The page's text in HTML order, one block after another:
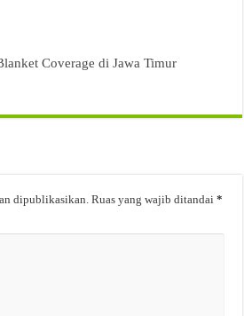
Coverage di Jawa Timur
dipublikasikan. Ruas yang wajib ditandai*